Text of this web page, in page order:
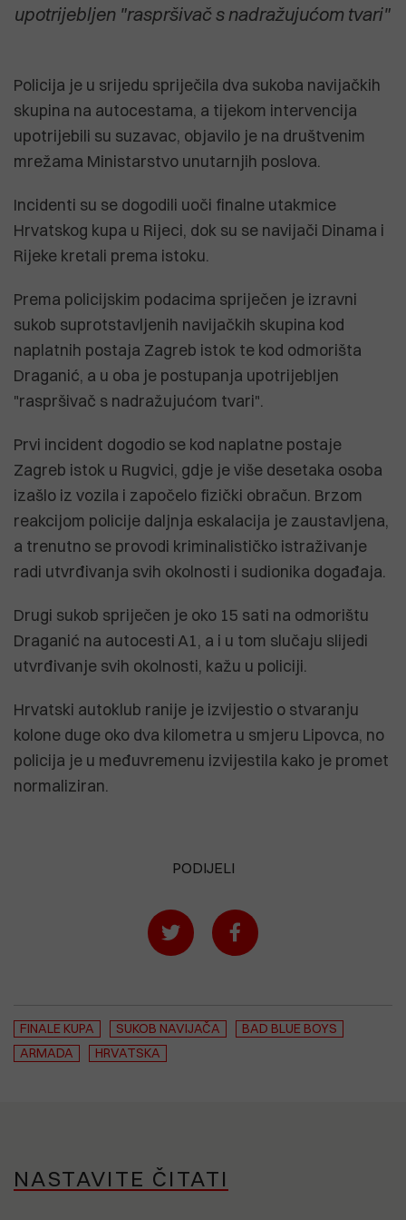
upotrijebljen "raspršivač s nadražujućom tvari"
Policija je u srijedu spriječila dva sukoba navijačkih
skupina na autocestama, a tijekom intervencija
upotrijebili su suzavac, objavilo je na društvenim
mrežama Ministarstvo unutarnjih poslova.
Incidenti su se dogodili uoči finalne utakmice
Hrvatskog kupa u Rijeci, dok su se navijači Dinama i
Rijeke kretali prema istoku.
Prema policijskim podacima spriječen je izravni
sukob suprotstavljenih navijačkih skupina kod
naplatnih postaja Zagreb istok te kod odmorišta
Draganić, a u oba je postupanja upotrijebljen
"raspršivač s nadražujućom tvari".
Prvi incident dogodio se kod naplatne postaje
Zagreb istok u Rugvici, gdje je više desetaka osoba
izašlo iz vozila i započelo fizički obračun. Brzom
reakcijom policije daljnja eskalacija je zaustavljena,
a trenutno se provodi kriminalističko istraživanje
radi utvrđivanja svih okolnosti i sudionika događaja.
Drugi sukob spriječen je oko 15 sati na odmorištu
Draganić na autocesti A1, a i u tom slučaju slijedi
utvrđivanje svih okolnosti, kažu u policiji.
Hrvatski autoklub ranije je izvijestio o stvaranju
kolone duge oko dva kilometra u smjeru Lipovca, no
policija je u međuvremenu izvijestila kako je promet
normaliziran.
PODIJELI
FINALE KUPA SUKOB NAVIJAČA
BAD BLUE BOYS
ARMADA
HRVATSKA
NASTAVITE ČITATI